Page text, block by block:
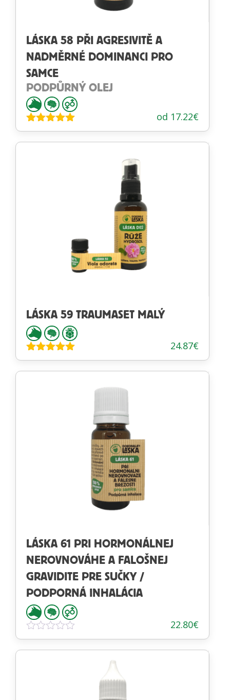
LÁSKA 58 PŘI AGRESIVITĚ A
NADMĚRNÉ DOMINANCI PRO
SAMCE
PODPŮRNÝ OLEJ
Hodnotenie
5.00z 5
od 17.22€
LÁSKA 59 TRAUMASET MALÝ
Hodnotenie
5.00z 5
24.87€
LÁSKA 61 PRI HORMONÁLNEJ
NEROVNOVÁHE A FALOŠNEJ
GRAVIDITE PRE SUČKY /
PODPORNÁ INHALÁCIA
Hodnotenie
0
22.80€